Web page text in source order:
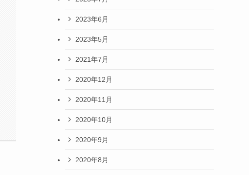
2023年6月
2023年5月
2021年7月
2020年12月
2020年11月
2020年10月
2020年9月
2020年8月